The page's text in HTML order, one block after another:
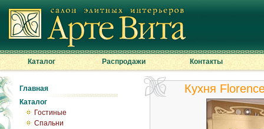
Каталог Распродажи Контакты
Главная
Каталог
Гостиные
Спальни
Кухня